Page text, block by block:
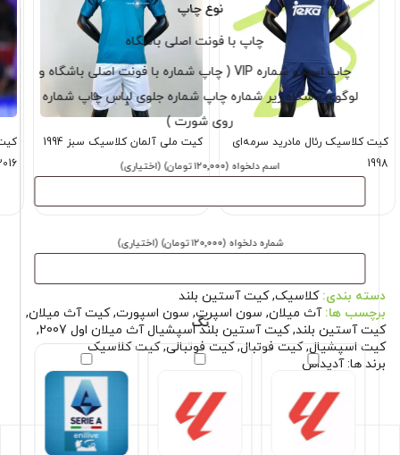
نوع چاپ
چاپ با فونت اصلی باشگاه
چاپ اسم و شماره VIP ( چاپ شماره با فونت اصلی باشگاه و
لوگوی باشگاه زیر شماره چاپ شماره جلوی لباس چاپ شماره
روی شورت )
اسم دلخواه (۱۲۰٬۰۰۰ تومان) (اختیاری)
شماره دلخواه (۱۲۰٬۰۰۰ تومان) (اختیاری)
تگ
کیت کلاسیک رئال مادرید سرمه‌ای
1998
کیت ملی آلمان کلاسیک سبز 1994
دسته بندی:کلاسیک,کیت آستین بلند
برچسب ها:آث میلان, سون اسپرت, سون اسپورت,کیت آث میلان,
کیت آستین بلند,کیت آستین بلند اسپشیال آث میلان اول 2007
,
کیت اسپشیال,کیت فوتبال,کیت فوتبالی,کیت کلاسیک
برند ها:آدیداس